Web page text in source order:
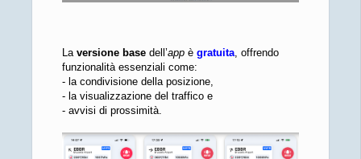
La versione basedell’appè gratuita, offrendo
funzionalità essenziali come:
- la condivisione della posizione,
- la visualizzazione del traffico e
- avvisi di prossimità.